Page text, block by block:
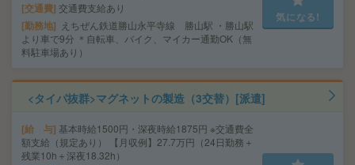
交通費 交通費支給あり
勤務地
えちぜん鉄道勝山永平寺線 勝山駅 ・勝山駅
より車で9分 ＊自転車、バイク、マイカー通勤OK（無
料駐車場あり）
気になる!
<タイパ抜群>マグネットの製造（3交替）[派遣]
給 与 基本時給1500円・深夜時給1875円 ※交通費全
額支給（規定あり） 【月収例】27.7万円（24日勤務＋
残業10h＋深夜18.32h）